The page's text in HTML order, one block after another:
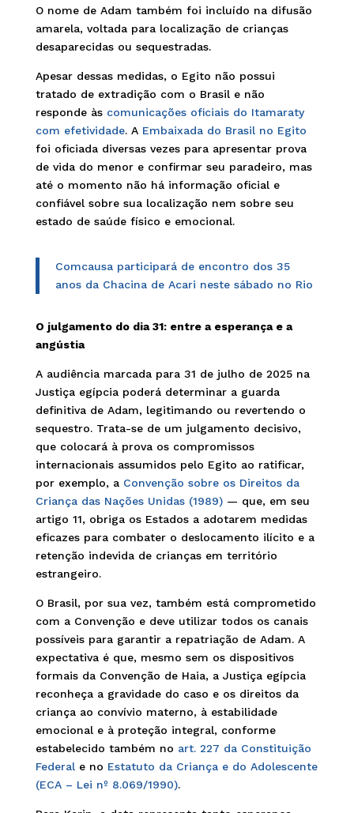
O nome de Adam também foi incluído na difusão
amarela, voltada para localização de crianças
desaparecidas ou sequestradas.
Apesar dessas medidas, o Egito não possui
tratado de extradição com o Brasil e não
responde às comunicações oficiais do Itamaraty
com efetividade. A Embaixada do Brasil no Egito
foi oficiada diversas vezes para apresentar prova
de vida do menor e confirmar seu paradeiro, mas
até o momento não há informação oficial e
confiável sobre sua localização nem sobre seu
estado de saúde físico e emocional.
Comcausa participará de encontro dos 35
anos da Chacina de Acari neste sábado no Rio
O julgamento do dia 31: entre a esperança e a
angústia
A audiência marcada para 31 de julho de 2025 na
Justiça egípcia poderá determinar a guarda
definitiva de Adam, legitimando ou revertendo o
sequestro. Trata-se de um julgamento decisivo,
que colocará à prova os compromissos
internacionais assumidos pelo Egito ao ratificar,
por exemplo, a Convenção sobre os Direitos da
Criança das Nações Unidas (1989)— que, em seu
artigo 11, obriga os Estados a adotarem medidas
eficazes para combater o deslocamento ilícito e a
retenção indevida de crianças em território
estrangeiro.
O Brasil, por sua vez, também está comprometido
com a Convenção e deve utilizar todos os canais
possíveis para garantir a repatriação de Adam. A
expectativa é que, mesmo sem os dispositivos
formais da Convenção de Haia, a Justiça egípcia
reconheça a gravidade do caso e os direitos da
criança ao convívio materno, à estabilidade
emocional e à proteção integral, conforme
estabelecido também no art. 227 da Constituição
Federale no Estatuto da Criança e do Adolescente
(ECA – Lei nº 8.069/1990).